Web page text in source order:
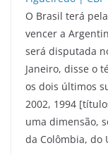
O Brasil terá
vencer a
será disputada
Janeiro, disse o
os dois últimos
2002, 1994
uma dimensão,
da Colômbia, do